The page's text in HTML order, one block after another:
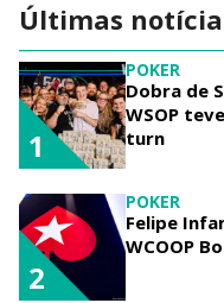
Últimas
POKER
Dobra de
WSOP
turn
1
POKER
Felipe
WCOOP
2